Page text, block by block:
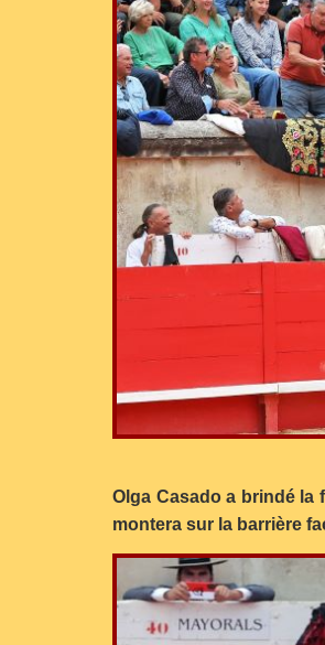
Olga Casado a brindé la
montera sur la barrière